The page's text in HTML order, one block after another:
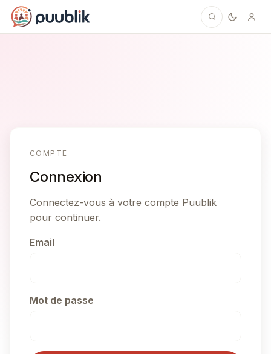
Puublik
COMPTE
Connexion
Connectez-vous à votre compte Puublik
pour continuer.
Email
Mot de passe